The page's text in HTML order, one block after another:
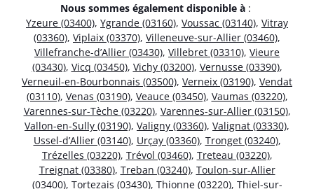
Nous sommes également disponible à :
Yzeure (03400), Ygrande (03160), Voussac (03140), Vitray
(03360), Viplaix (03370), Villeneuve-sur-Allier (03460),
Villefranche-d’Allier (03430), Villebret (03310), Vieure
(03430), Vicq (03450), Vichy (03200), Vernusse (03390),
Verneuil-en-Bourbonnais (03500), Verneix (03190), Vendat
(03110), Venas (03190), Veauce (03450), Vaumas (03220),
Varennes-sur-Tèche (03220), Varennes-sur-Allier (03150),
Vallon-en-Sully (03190), Valigny (03360), Valignat (03330),
Ussel-d’Allier (03140), Urçay (03360), Tronget (03240),
Trézelles (03220), Trévol (03460), Treteau (03220),
Treignat (03380), Treban (03240), Toulon-sur-Allier
(03400), Tortezais (03430), Thionne (03220), Thiel-sur-